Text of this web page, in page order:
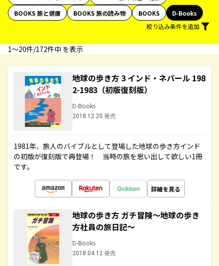
BOOKS 旅と健康
BOOKS 旅の読み物 BOOKS
D-Books
絞り込み条件を追加
1〜20件/172件中 を表示
地球の歩き方 3 インド・ネパール 198
2-1983（初版復刻版）
D-Books
2018.12.20 発売
1981年、旅人のバイブルとして登場した地球の歩き方インド
の初版が復刻版で再登場！ 当時の旅を思い出して欲しい1冊
です。
詳細を見る
地球の歩き方 ガチ冒険～地球の歩き
方社員の旅日記～
D-Books
2018.04.12 発売